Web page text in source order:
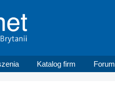
Katalog firm Forum